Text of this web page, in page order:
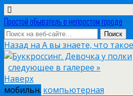
Простой обыватель о непростом городе
Назад на А вы знаете, что
следующее в галерее »
Наверх
мобильн. компьютерная